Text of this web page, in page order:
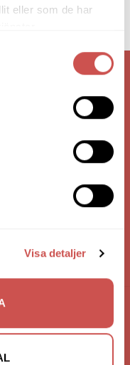
eller som de har
Visa detaljer